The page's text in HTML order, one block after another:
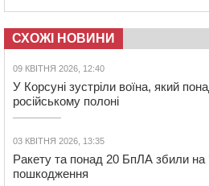
СХОЖІ НОВИНИ
09 КВІТНЯ 2026, 12:40
У Корсуні зустріли воїна, який
російському полоні
03 КВІТНЯ 2026, 13:35
Ракету та понад 20 БпЛА збили на
пошкодження